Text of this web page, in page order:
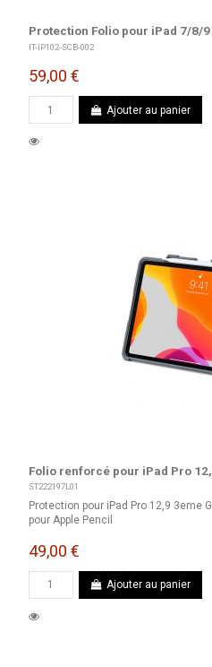
Protection Folio pour iPad 7/8/9
IT-IP102-SCB-002
59,00 €
Ajouter au panier
Folio renforcé pour iPad Pro
ST222197L01
Protection pour iPad Pro 12,9 3eme
pour Apple Pencil
49,00 €
Ajouter au panier